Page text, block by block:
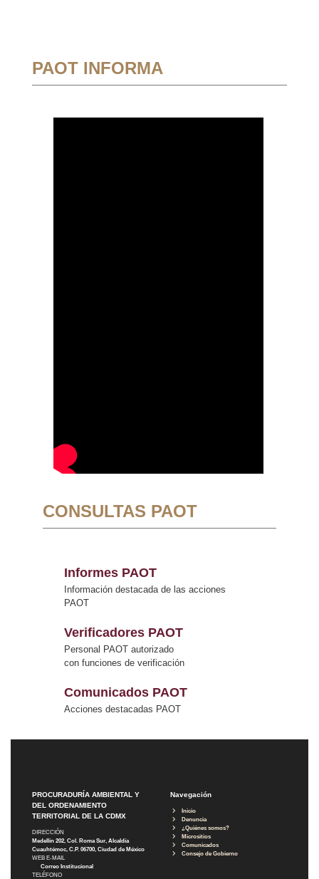
PAOT INFORMA
CONSULTAS PAOT
Informes PAOT
Información destacada de las acciones
PAOT
Verificadores PAOT
Personal PAOT autorizado
con funciones de verificación
Comunicados PAOT
Acciones destacadas PAOT
PROCURADURÍA AMBIENTAL Y
DEL ORDENAMIENTO
TERRITORIAL DE LA CDMX
DIRECCIÓN
Medellín 202, Col. Roma Sur, Alcaldía
Cuauhtémoc, C.P. 06700, Ciudad de México
WEB E-MAIL
Correo Institucional
TELÉFONO
Navegación
Inicio
Denuncia
¿Quiénes somos?
Micrositios
Comunicados
Consejo de Gobierno